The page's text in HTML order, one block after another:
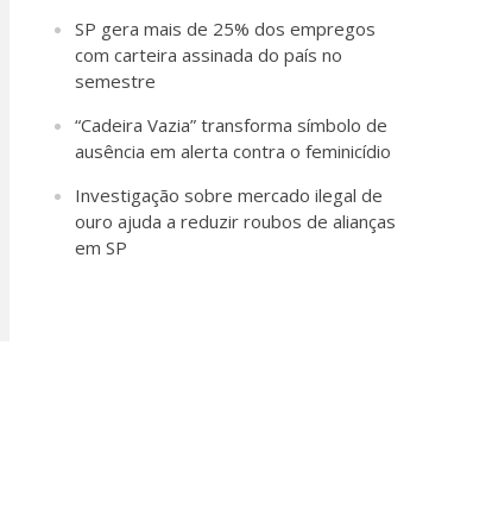
SP gera mais de 25% dos empregos
com carteira assinada do país no
semestre
“Cadeira Vazia” transforma símbolo de
ausência em alerta contra o feminicídio
Investigação sobre mercado ilegal de
ouro ajuda a reduzir roubos de alianças
em SP